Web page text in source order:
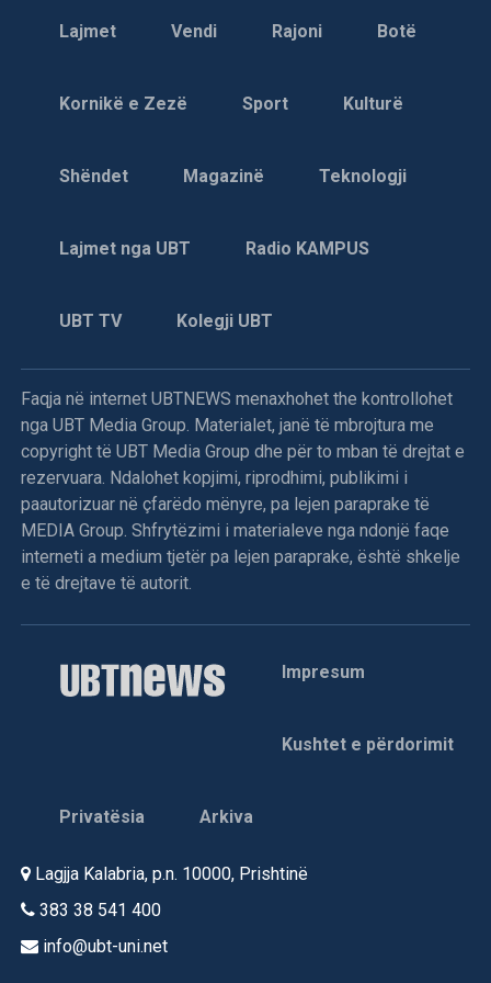
Njoftohet se forcat vendore të rezistencës dhe njësitet e
pjesë e popullatës së zhvendosur nga fshatrat Sheremet e
Ramoc pasi ishin kthyer në shtëpitë e tyre, dje pasdite
këtyre fshatrave dhe popullatën e këtushme e detyruan që
Edhe sot në Gjakovë, po vazhdon ardhja e të zhvendosurve
madh të të ikurve. Përkundër përpjekjeve, gjendja
mjekësor.
Lajmet Vendi Rajoni Botë
Kornikë e Zezë Sport Kulturë
Shëndet Magazinë Teknologji
Lajmet nga UBT Radio KAMPUS
UBT TV Kolegji UBT
Faqja në internet UBTNEWS menaxhohet the kontrollohet
nga UBT Media Group. Materialet, janë të mbrojtura me
copyright të UBT Media Group dhe për to mban të drejtat e
rezervuara. Ndalohet kopjimi, riprodhimi, publikimi i
paautorizuar në çfarëdo mënyre, pa lejen paraprake të
MEDIA Group. Shfrytëzimi i materialeve nga ndonjë faqe
interneti a medium tjetër pa lejen paraprake, është shkelje
e të drejtave të autorit.
Impresum
Kushtet e përdorimit
Privatësia Arkiva
Lagjja Kalabria, p.n. 10000, Prishtinë
383 38 541 400
info@ubt-uni.net